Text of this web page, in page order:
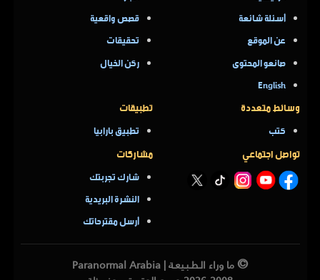
أسئلة شائعة
عن الموقع
صانعو المحتوى
English
قصص واقعية
تحقيقات
ركن الخيال
وسائط متعددة
كتب
تطبيقات
تطبيق بارابيا
تواصل اجتماعي مشاركات
شارك تجربتك
النشرة البريدية
أرسل مقترحاتك
©ما وراء الـطـبـيعـة | Paranormal Arabia